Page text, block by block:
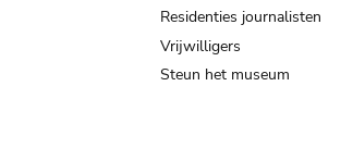
Residenties journalisten
Vrijwilligers
Steun het museum